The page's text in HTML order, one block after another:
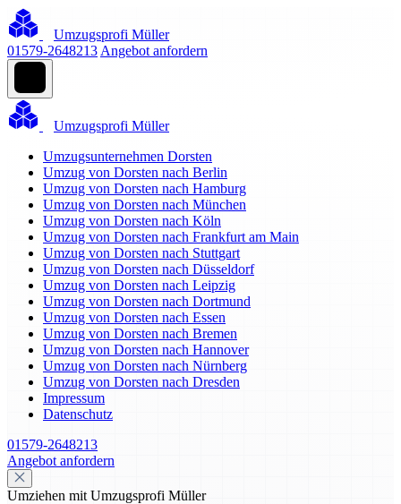
Umzugsprofi Müller
01579-2648213 Angebot anfordern
Umzugsprofi Müller
Umzugsunternehmen Dorsten
Umzug von Dorsten nach Berlin
Umzug von Dorsten nach Hamburg
Umzug von Dorsten nach München
Umzug von Dorsten nach Köln
Umzug von Dorsten nach Frankfurt am Main
Umzug von Dorsten nach Stuttgart
Umzug von Dorsten nach Düsseldorf
Umzug von Dorsten nach Leipzig
Umzug von Dorsten nach Dortmund
Umzug von Dorsten nach Essen
Umzug von Dorsten nach Bremen
Umzug von Dorsten nach Hannover
Umzug von Dorsten nach Nürnberg
Umzug von Dorsten nach Dresden
Impressum
Datenschutz
01579-2648213
Angebot anfordern
Umziehen mit Umzugsprofi Müller